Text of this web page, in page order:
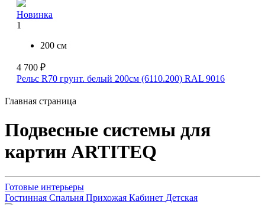
Новинка
1
200 см
4 700 ₽
Рельс R70 грунт. белый 200см (6110.200) RAL 9016
Главная страница
Подвесные системы для
картин ARTITEQ
Готовые интерьеры
Гостинная Спальня Прихожая Кабинет Детская